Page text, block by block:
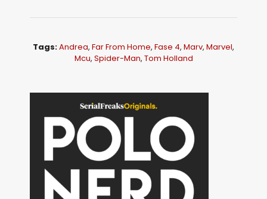
Tags:Andrea, Far From Home, Fase 4, Marv, Marvel,
Mcu, Spider-Man, Tom Holland